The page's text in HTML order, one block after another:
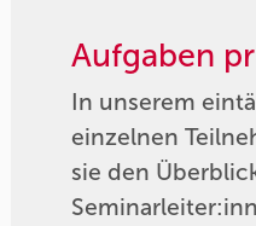
Aufgaben
In unserem
einzelnen
sie den